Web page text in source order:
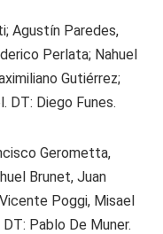
Agustín Paredes,
Perlata; Nahuel
Gutiérrez;
DT: Diego Funes.
Gerometta,
Brunet, Juan
Poggi, Misael
Pablo De Muner.